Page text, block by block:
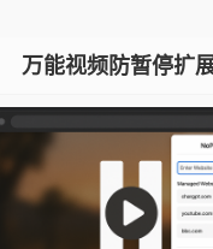
万能视频防暂停扩